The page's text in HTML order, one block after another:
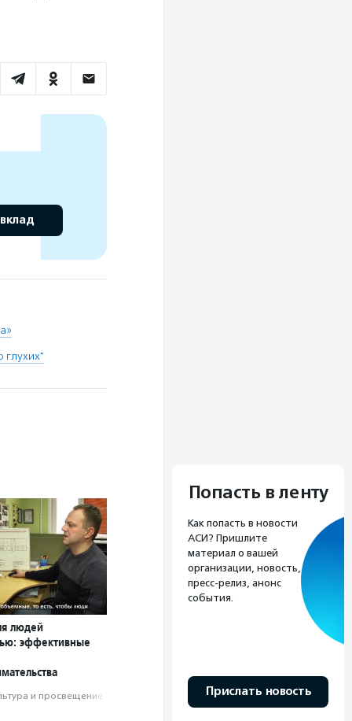
людей
эффективные
и просвещение
Попасть в ленту
Как попасть в новости
АСИ? Пришлите
материал о вашей
организации, новость,
пресс-релиз, анонс
события.
Прислать новость